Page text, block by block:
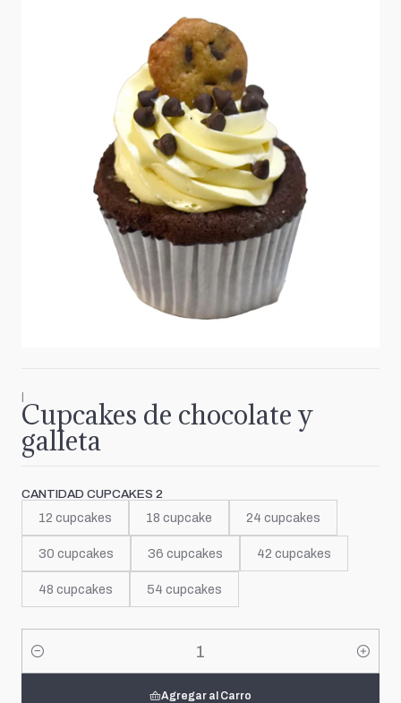
|
Cupcakes de chocolate y
galleta
CANTIDAD CUPCAKES 2
12 cupcakes 18 cupcake 24 cupcakes
30 cupcakes 36 cupcakes 42 cupcakes
48 cupcakes 54 cupcakes
Cantidad
Agregar al Carro